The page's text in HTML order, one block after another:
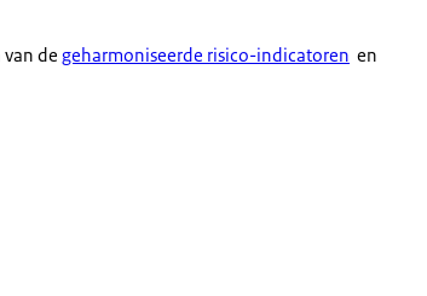
de geharmoniseerde risico-indicatoren en